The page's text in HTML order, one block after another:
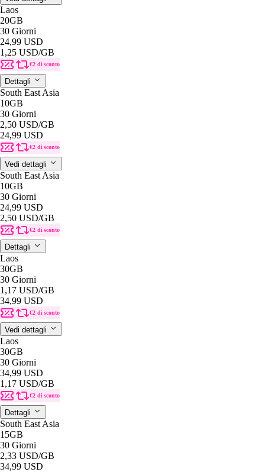
Laos
20GB
30 Giorni
24,99 USD
1,25 USD/GB
€2 di sconto
Dettagli
South East Asia
10GB
30 Giorni
2,50 USD/GB
24,99 USD
€2 di sconto
Vedi dettagli
South East Asia
10GB
30 Giorni
24,99 USD
2,50 USD/GB
€2 di sconto
Dettagli
Laos
30GB
30 Giorni
1,17 USD/GB
34,99 USD
€2 di sconto
Vedi dettagli
Laos
30GB
30 Giorni
34,99 USD
1,17 USD/GB
€2 di sconto
Dettagli
South East Asia
15GB
30 Giorni
2,33 USD/GB
34,99 USD